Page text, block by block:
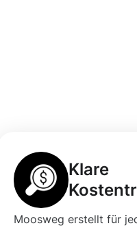
Klare
Moosweg erstellt für